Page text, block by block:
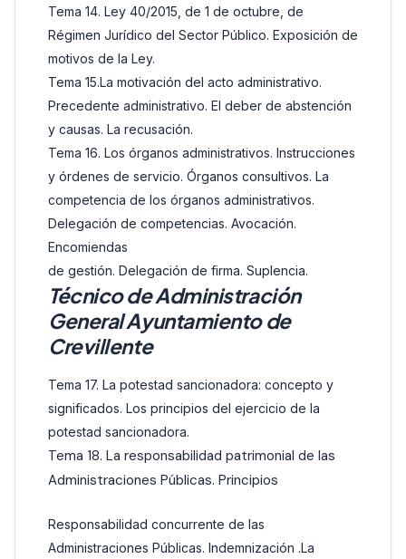
Tema 14. Ley 40/2015, de 1 de octubre, de
Régimen Jurídico del Sector Público. Exposición de
motivos de la Ley.
Tema 15.La motivación del acto administrativo.
Precedente administrativo. El deber de abstención
y causas. La recusación.
Tema 16. Los órganos administrativos. Instrucciones
y órdenes de servicio. Órganos consultivos. La
competencia de los órganos administrativos.
Delegación de competencias. Avocación.
Encomiendas
de gestión. Delegación de firma. Suplencia.
Técnico de Administración
General Ayuntamiento de
Crevillente
Tema 17. La potestad sancionadora: concepto y
significados. Los principios del ejercicio de la
potestad sancionadora.
Tema 18. La responsabilidad patrimonial de las
Administraciones Públicas. Principios
Responsabilidad concurrente de las
Administraciones Públicas. Indemnización .La